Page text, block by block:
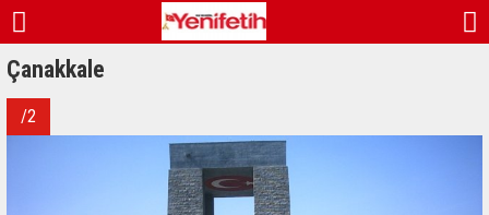
Çanakkale
/2